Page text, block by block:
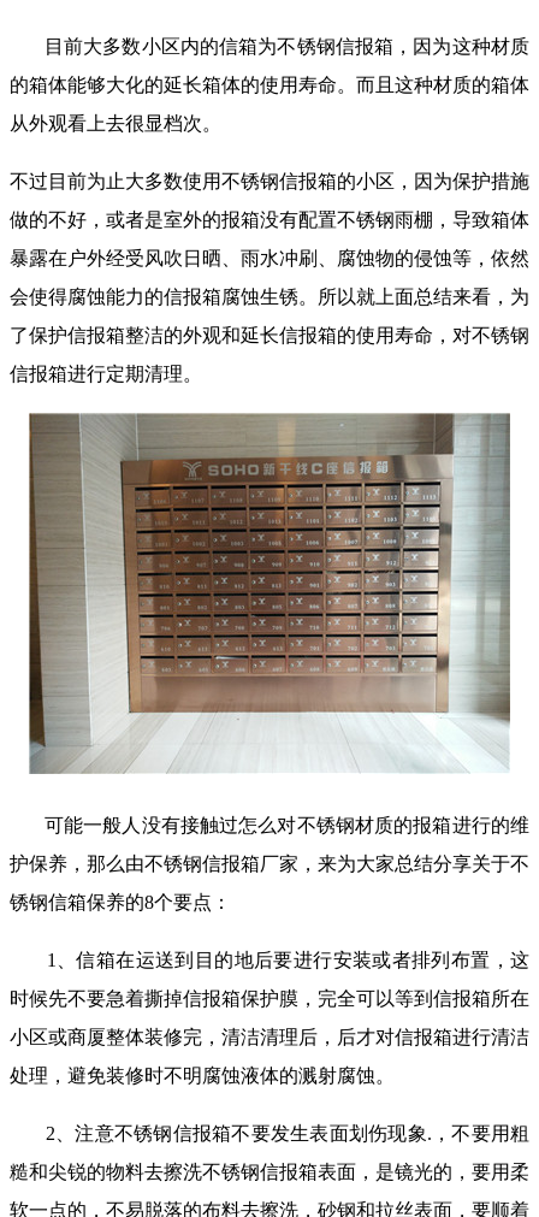
目前大多数小区内的信箱为不锈钢信报箱，因为这种材质
的箱体能够大化的延长箱体的使用寿命。而且这种材质的箱体
从外观看上去很显档次。
不过目前为止大多数使用不锈钢信报箱的小区，因为保护措施
做的不好，或者是室外的报箱没有配置不锈钢雨棚，导致箱体
暴露在户外经受风吹日晒、雨水冲刷、腐蚀物的侵蚀等，依然
会使得腐蚀能力的信报箱腐蚀生锈。所以就上面总结来看，为
了保护信报箱整洁的外观和延长信报箱的使用寿命，对不锈钢
信报箱进行定期清理。
可能一般人没有接触过怎么对不锈钢材质的报箱进行的维
护保养，那么由不锈钢信报箱厂家，来为大家总结分享关于不
锈钢信箱保养的8个要点：
1
、信箱在运送到目的地后要进行安装或者排列布置，这
时候先不要急着撕掉信报箱保护膜，完全可以等到信报箱所在
小区或商厦整体装修完，清洁清理后，后才对信报箱进行清洁
处理，避免装修时不明腐蚀液体的溅射腐蚀。
2 、注意不锈钢信报箱不要发生表面划伤现象. ，不要用粗
糙和尖锐的物料去擦洗不锈钢信报箱表面，是镜光的，要用柔
软一点的，不易脱落的布料去擦洗，砂钢和拉丝表面，要顺着